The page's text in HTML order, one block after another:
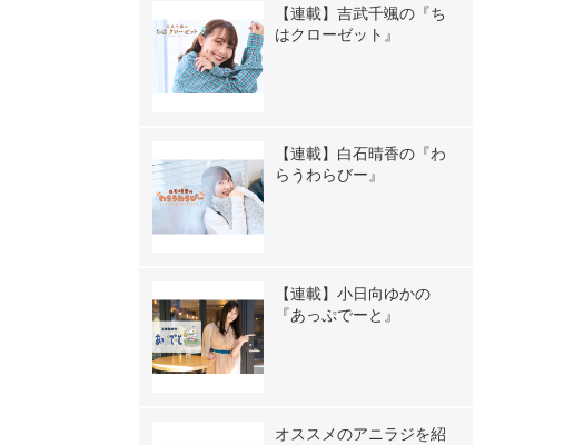
【連載】吉武千颯の『ち
はクローゼット』
【連載】白石晴香の『わ
らうわらびー』
【連載】小日向ゆかの
『あっぷでーと』
オススメのアニラジを紹